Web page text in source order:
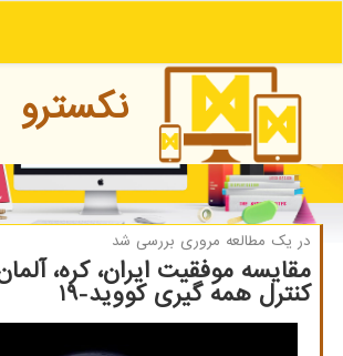
نكسترو
در یك مطالعه مروری بررسی شد
مقایسه موفقیت ایران، كره،
كنترل همه گیری كووید-19